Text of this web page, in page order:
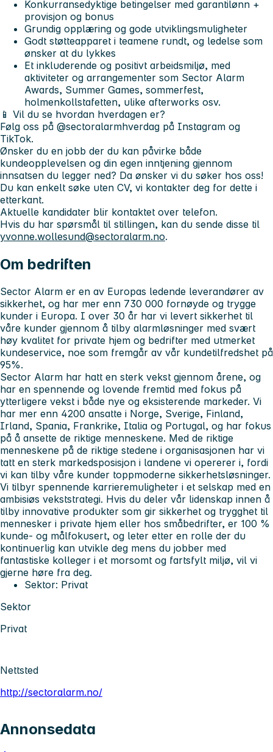
Konkurransedyktige betingelser med garantilønn +
provisjon og bonus
Grundig opplæring og gode utviklingsmuligheter
Godt støtteapparet i teamene rundt, og ledelse som
ønsker at du lykkes
Et inkluderende og positivt arbeidsmiljø, med
aktiviteter og arrangementer som Sector Alarm
Awards, Summer Games, sommerfest,
holmenkollstafetten, ulike afterworks osv.
📱 Vil du se hvordan hverdagen er?
Følg oss på @sectoralarmhverdag på Instagram og
TikTok.
Ønsker du en jobb der du kan påvirke både
kundeopplevelsen og din egen inntjening gjennom
innsatsen du legger ned? Da ønsker vi du søker hos oss!
Du kan enkelt søke uten CV, vi kontakter deg for dette i
etterkant.
Aktuelle kandidater blir kontaktet over telefon.
Hvis du har spørsmål til stillingen, kan du sende disse til
yvonne.wollesund@sectoralarm.no.
Om bedriften
Sector Alarm er en av Europas ledende leverandører av
sikkerhet, og har mer enn 730 000 fornøyde og trygge
kunder i Europa. I over 30 år har vi levert sikkerhet til
våre kunder gjennom å tilby alarmløsninger med svært
høy kvalitet for private hjem og bedrifter med utmerket
kundeservice, noe som fremgår av vår kundetilfredshet på
95%.
Sector Alarm har hatt en sterk vekst gjennom årene, og
har en spennende og lovende fremtid med fokus på
ytterligere vekst i både nye og eksisterende markeder. Vi
har mer enn 4200 ansatte i Norge, Sverige, Finland,
Irland, Spania, Frankrike, Italia og Portugal, og har fokus
på å ansette de riktige menneskene. Med de riktige
menneskene på de riktige stedene i organisasjonen har vi
tatt en sterk markedsposisjon i landene vi opererer i, fordi
vi kan tilby våre kunder toppmoderne sikkerhetsløsninger.
Vi tilbyr spennende karrieremuligheter i et selskap med en
ambisiøs vekststrategi. Hvis du deler vår lidenskap innen å
tilby innovative produkter som gir sikkerhet og trygghet til
mennesker i private hjem eller hos småbedrifter, er 100 %
kunde- og målfokusert, og leter etter en rolle der du
kontinuerlig kan utvikle deg mens du jobber med
fantastiske kolleger i et morsomt og fartsfylt miljø, vil vi
gjerne høre fra deg.
Sektor: Privat
Sektor
Privat
Nettsted
http://sectoralarm.no/
Annonsedata